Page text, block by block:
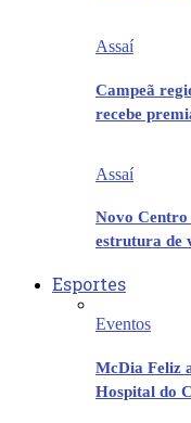
Assaí
Campeã
recebe
Assaí
Novo Centro
estrutura de
Esportes
Eventos
McDia Feliz
Hospital do